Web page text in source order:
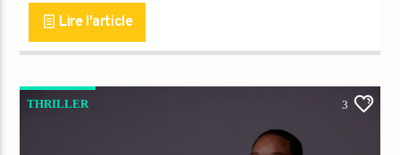
Lire l'article
THRILLER 3